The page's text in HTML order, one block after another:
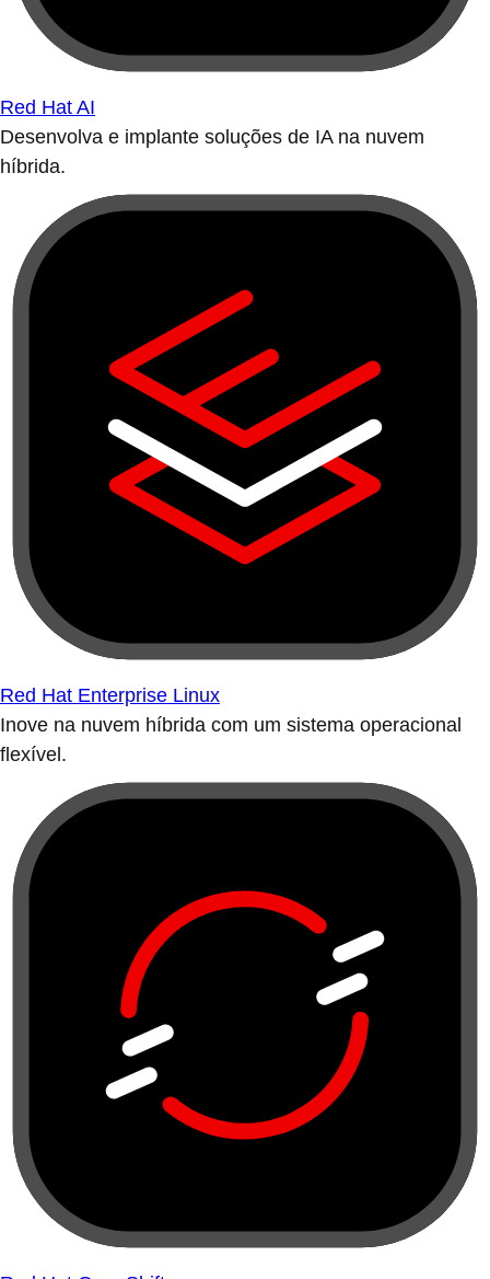
Red Hat AI
Desenvolva e implante soluções de IA na nuvem
híbrida.
Red Hat Enterprise Linux
Inove na nuvem híbrida com um sistema operacional
flexível.